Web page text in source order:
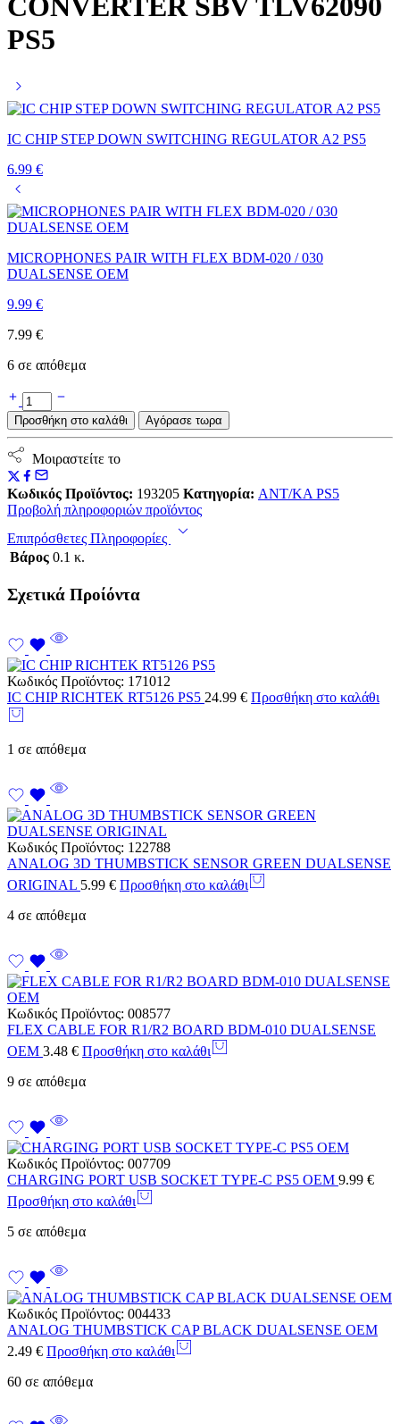
PS5
IC CHIP STEP DOWN SWITCHING REGULATOR A2 PS5
6.99 €
MICROPHONES PAIR WITH FLEX BDM-020 / 030
DUALSENSE OEM
9.99 €
7.99 €
6 σε απόθεμα
IC
CHIP
STEP
DOWN
CONVERTER
SBV
TLV62090
PS5
Προσθήκη στο καλάθι Αγόρασε τωρα
Μοιραστείτε το
Κωδικός Προϊόντος: 193205 Κατηγορία: ΑΝΤ/ΚΑ PS5
Προβολή πληροφοριών προϊόντος
Επιπρόσθετες Πληροφορίες
Βάρος 0.1 κ.
Σχετικά Προίόντα
Κωδικός Προϊόντος: 171012
IC CHIP RICHTEK RT5126 PS5 24.99 € Προσθήκη στο καλάθι
1 σε απόθεμα
Κωδικός Προϊόντος: 122788
ANALOG 3D THUMBSTICK SENSOR GREEN DUALSENSE
ORIGINAL 5.99 € Προσθήκη στο καλάθι
4 σε απόθεμα
Κωδικός Προϊόντος: 008577
FLEX CABLE FOR R1/R2 BOARD BDM-010 DUALSENSE
OEM 3.48 € Προσθήκη στο καλάθι
9 σε απόθεμα
Κωδικός Προϊόντος: 007709
CHARGING PORT USB SOCKET TYPE-C PS5 OEM 9.99 €
Προσθήκη στο καλάθι
5 σε απόθεμα
Κωδικός Προϊόντος: 004433
ANALOG THUMBSTICK CAP BLACK DUALSENSE OEM
2.49 € Προσθήκη στο καλάθι
60 σε απόθεμα